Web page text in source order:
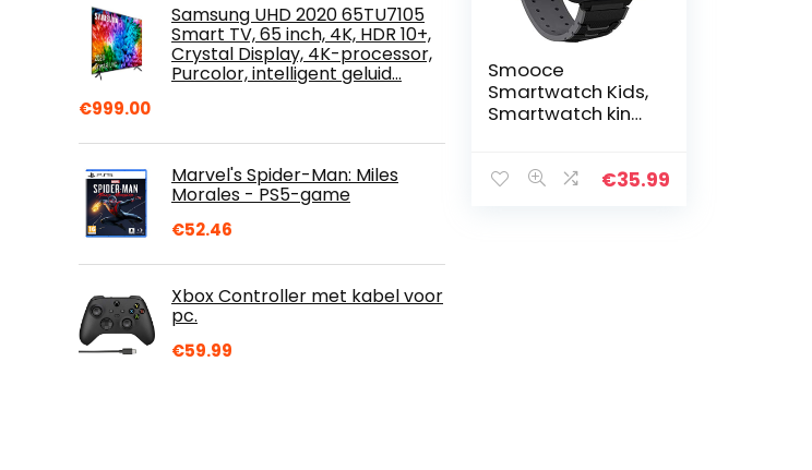
Samsung UHD 2020 65TU7105
Smart TV, 65 inch, 4K, HDR 10+,
Crystal Display, 4K-processor,
Purcolor, intelligent geluid…
€999.00
Marvel's Spider-Man: Miles
Morales - PS5-game
€52.46
Xbox Controller met kabel voor
pc.
€59.99
Smooce
Smartwatch Kids,
Smartwatch kind
MP3-muziek,€35.99